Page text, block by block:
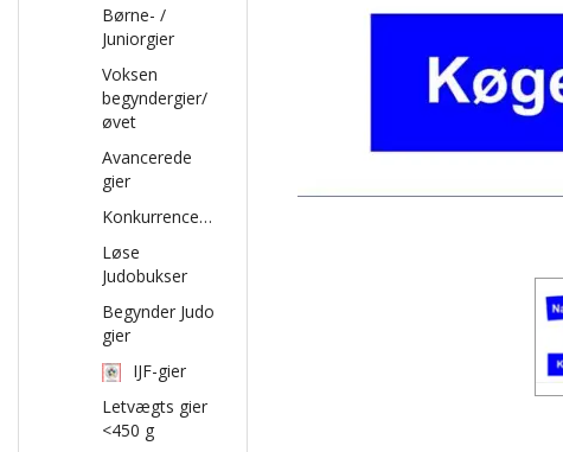
Børne- /
Juniorgier
Voksen
begyndergier/
øvet
Avancerede
gier
Konkurrencegier
Løse
Judobukser
Begynder Judo
gier
IJF-gier
Letvægts gier
<450 g